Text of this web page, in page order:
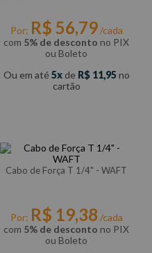
Por: R$ 56,79/cada
com 5% de desconto no PIX
ou Boleto
Ou em até 5 de R$ 11,95no
cartão
Cabo de Força T 1/4" - WAFT
Por: R$ 19,38 /cada
com 5% de desconto no PIX
ou Boleto